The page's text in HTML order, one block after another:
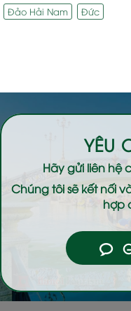
Đảo Hải Nam Đức
YÊU
Hãy gửi liên hệ
Chúng tôi sẽ kết nối
hợp